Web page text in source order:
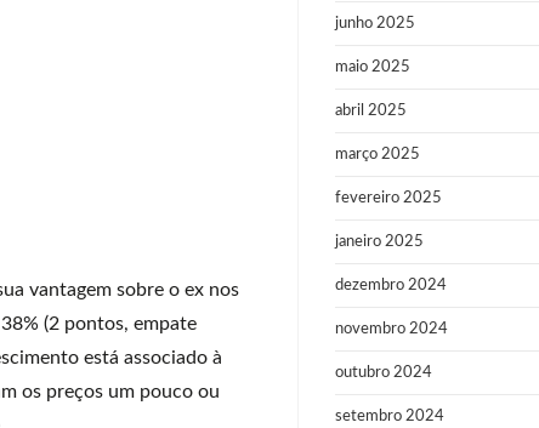
vantagem sobre o ex nos
(2 pontos, empate
está associado à
os preços um pouco ou
junho 2025
maio 2025
abril 2025
março 2025
fevereiro 2025
janeiro 2025
dezembro 2024
novembro 2024
outubro 2024
setembro 2024